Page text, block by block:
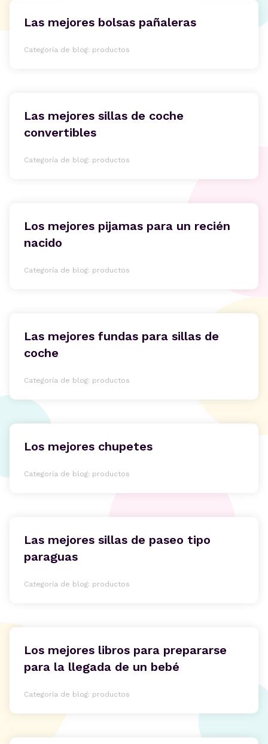
Las mejores bolsas pañaleras
Categoría de blog: productos
Las mejores sillas de coche
convertibles
Categoría de blog: productos
Los mejores pijamas para un recién
nacido
Categoría de blog: productos
Las mejores fundas para sillas de
coche
Categoría de blog: productos
Los mejores chupetes
Categoría de blog: productos
Las mejores sillas de paseo tipo
paraguas
Categoría de blog: productos
Los mejores libros para prepararse
para la llegada de un bebé
Categoría de blog: productos